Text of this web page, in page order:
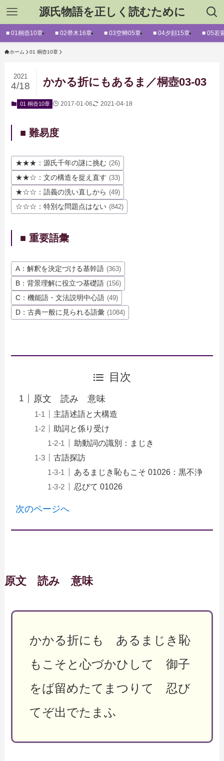
源氏物語を正しく読むために
■ 01桐壺10章 ■ 02帚木16章 ■ 03空蝉05章 ■ 04夕顔15章 ■ 05若
ホーム 01 桐壺10章
かかる折にもあるま／桐壺03-03
2021
4/18
01 桐壺10章 2017-01-06 2021-04-18
■ 難易度
★★★：源氏千年の謎に挑む (26)
★★☆：文の構造を捉え直す (33)
★☆☆：語義の洗い直しから (49)
☆☆☆：特別な問題点はない (842)
■ 重要語彙
A：解釈を決定づける基幹語 (363)
B：背景理解に役立つ基礎語 (156)
C：機能語・文法説明中心語 (49)
D：古典一般に見られる語彙 (1084)
目次
原文 読み 意味
主語述語と大構造
助詞と係り受け
助動詞の識別：まじき
古語探訪
あるまじき恥もこそ 01026：黒不浄
忍びて 01026
次のページへ
原文 読み 意味
かかる折にも あるまじき恥
もこそと心づかひして 御子
をば留めたてまつりて 忍び
てぞ出でたまふ